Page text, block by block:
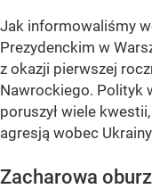
Jak informowaliśmy
Prezydenckim w
z okazji pierwszej
Nawrockiego. Polityk
poruszył wiele
agresją wobec
Zacharowa